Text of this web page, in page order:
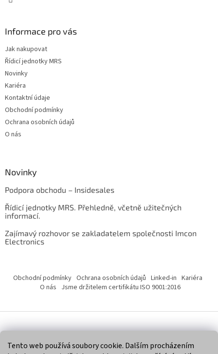
Tento web používá soubory cookie. Dalším procházením
Informace pro vás
Jak nakupovat
Řídicí jednotky MRS
Novinky
Kariéra
Kontaktní údaje
Obchodní podmínky
Ochrana osobních údajů
O nás
Novinky
Podpora obchodu – Insidesales
Řídicí jednotky MRS. Přehledně, včetně užitečných
informací.
Zajímavý rozhovor se zakladatelem společnosti Imcon
Electronics
Obchodní podmínky Ochrana osobních údajů Linked-in Kariéra
O nás Jsme držitelem certifikátu ISO 9001:2016